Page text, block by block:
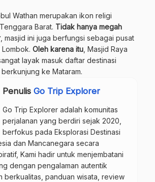
Wathan merupakan ikon religi
Barat. Tidak hanya megah
, masjid ini juga berfungsi sebagai pusat
Oleh karena itu , Masjid Raya
layak masuk daftar destinasi
ke Mataram.
Penulis Go Trip Explorer
Go Trip Explorer adalah komunitas
perjalanan yang berdiri sejak 2020,
berfokus pada Eksplorasi Destinasi
dan Mancanegara secara
Kami hadir untuk menjembatani
dengan pengalaman autentik
berkualitas, panduan wisata, review